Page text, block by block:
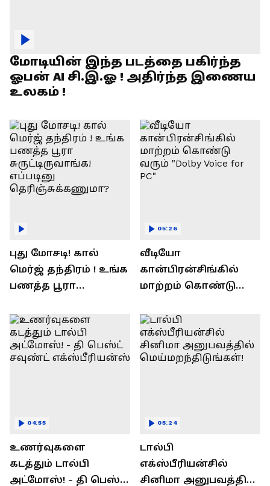
மோடியின் இந்த படத்தை பகிர்ந்த
ஓபன் AI சி.இ.ஓ ! அதிர்ந்த இணைய
உலகம் !
புது மோசடி! கால்
மெர்ஜ் தந்திரம் ! உங்க
பணத்த பூரா
எப்படினு
தெரிஞ்சுக்கணுமா?
வீடியோ
கான்பிரன்சிங்கில்
மாற்றம் கொண்டு
PC"
05:26
உணர்வுகளை
கடத்தும் டால்பி
அட்மோஸ்! - தி பெஸ்ட்
04:55
டால்பி
எக்ஸ்பீரியன்சில்
சினிமா அனுபவத்தில்
05:24